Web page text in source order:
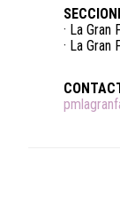
· La Gran
· La Gran